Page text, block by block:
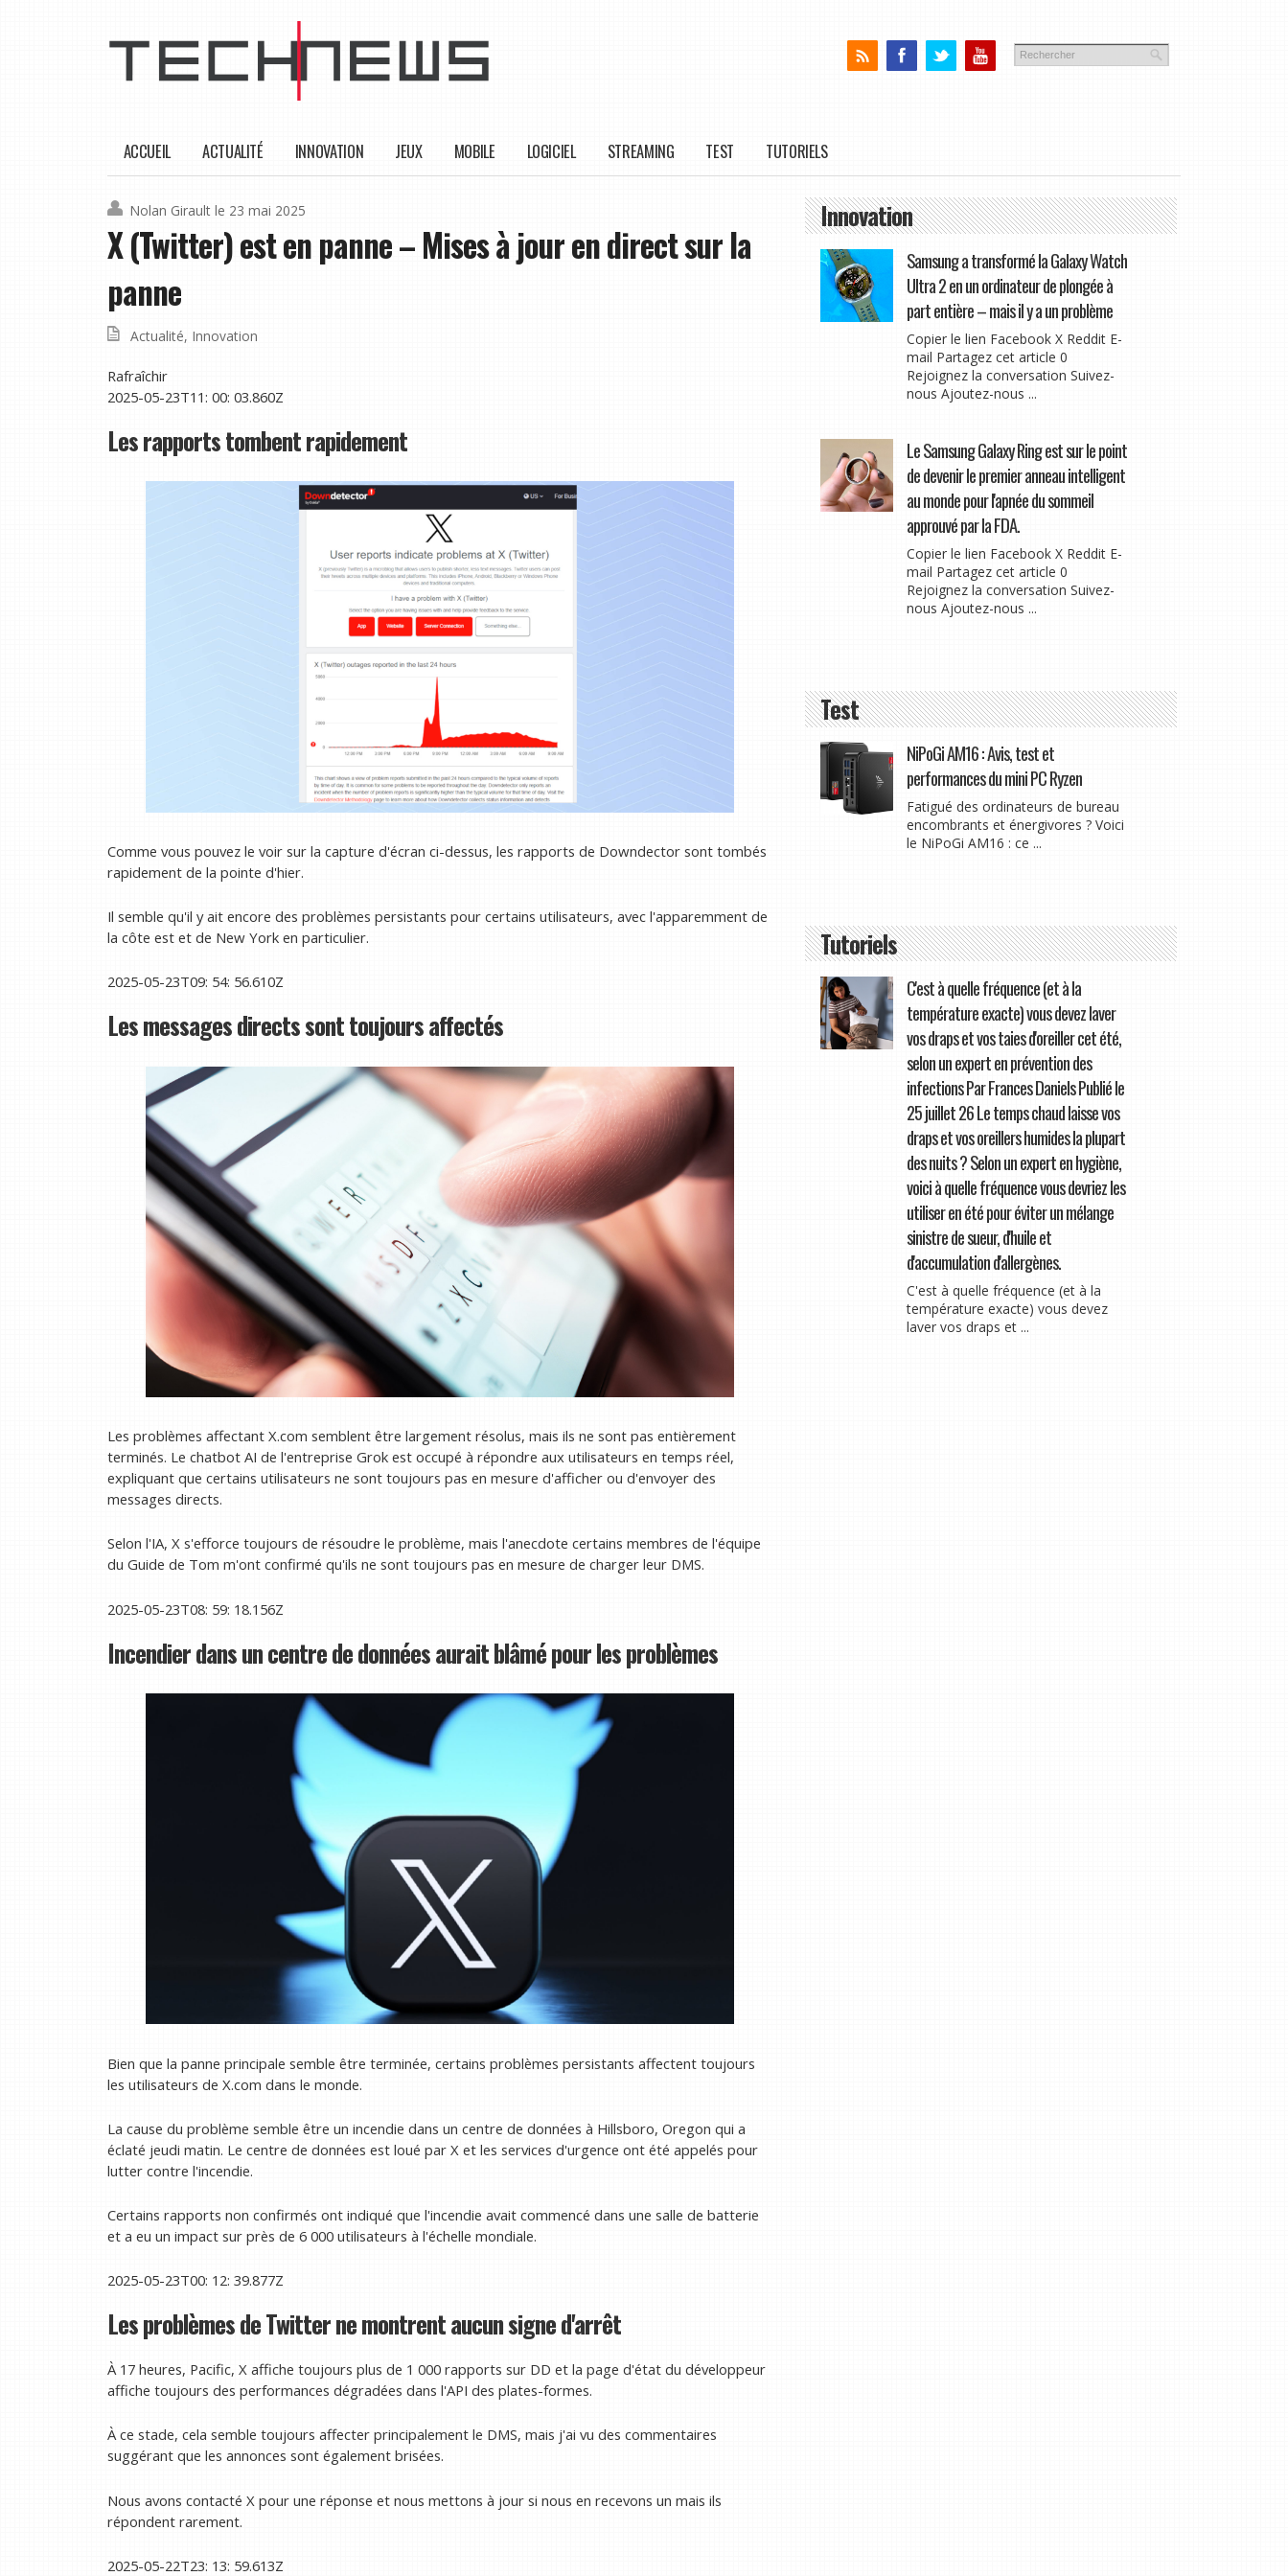
ACCUEIL ACTUALITÉ INNOVATION JEUX MOBILE LOGICIEL STREAMING TEST TUTORIELS
Nolan Girault le 23 mai 2025
X (Twitter) est en panne – Mises à jour en direct sur la
panne
Actualité, Innovation
Rafraîchir
2025-05-23T11: 00: 03.860Z
Les rapports tombent rapidement
Comme vous pouvez le voir sur la capture d'écran ci-dessus, les rapports de Downdector sont tombés
rapidement de la pointe d'hier.
Il semble qu'il y ait encore des problèmes persistants pour certains utilisateurs, avec l'apparemment de
la côte est et de New York en particulier.
2025-05-23T09: 54: 56.610Z
Les messages directs sont toujours affectés
Les problèmes affectant X.com semblent être largement résolus, mais ils ne sont pas entièrement
terminés. Le chatbot AI de l'entreprise Grok est occupé à répondre aux utilisateurs en temps réel,
expliquant que certains utilisateurs ne sont toujours pas en mesure d'afficher ou d'envoyer des
messages directs.
Selon l'IA, X s'efforce toujours de résoudre le problème, mais l'anecdote certains membres de l'équipe
du Guide de Tom m'ont confirmé qu'ils ne sont toujours pas en mesure de charger leur DMS.
2025-05-23T08: 59: 18.156Z
Incendier dans un centre de données aurait blâmé pour les problèmes
Bien que la panne principale semble être terminée, certains problèmes persistants affectent toujours
les utilisateurs de X.com dans le monde.
La cause du problème semble être un incendie dans un centre de données à Hillsboro, Oregon qui a
éclaté jeudi matin. Le centre de données est loué par X et les services d'urgence ont été appelés pour
lutter contre l'incendie.
Certains rapports non confirmés ont indiqué que l'incendie avait commencé dans une salle de batterie
et a eu un impact sur près de 6 000 utilisateurs à l'échelle mondiale.
2025-05-23T00: 12: 39.877Z
Les problèmes de Twitter ne montrent aucun signe d'arrêt
À 17 heures, Pacific, X affiche toujours plus de 1 000 rapports sur DD et la page d'état du développeur
affiche toujours des performances dégradées dans l'API des plates-formes.
À ce stade, cela semble toujours affecter principalement le DMS, mais j'ai vu des commentaires
suggérant que les annonces sont également brisées.
Nous avons contacté X pour une réponse et nous mettons à jour si nous en recevons un mais ils
répondent rarement.
2025-05-22T23: 13: 59.613Z
Innovation
Samsung a transformé la Galaxy Watch
Ultra 2 en un ordinateur de plongée à
part entière – mais il y a un problème
Copier le lien Facebook X Reddit E-
mail Partagez cet article 0
Rejoignez la conversation Suivez-
nous Ajoutez-nous ...
Le Samsung Galaxy Ring est sur le point
de devenir le premier anneau intelligent
au monde pour l'apnée du sommeil
approuvé par la FDA.
Copier le lien Facebook X Reddit E-
mail Partagez cet article 0
Rejoignez la conversation Suivez-
nous Ajoutez-nous ...
Test
NiPoGi AM16 : Avis, test et
performances du mini PC Ryzen
Fatigué des ordinateurs de bureau
encombrants et énergivores ? Voici
le NiPoGi AM16 : ce ...
Tutoriels
C'est à quelle fréquence (et à la
température exacte) vous devez laver
vos draps et vos taies d'oreiller cet été,
selon un expert en prévention des
infections Par Frances Daniels Publié le
25 juillet 26 Le temps chaud laisse vos
draps et vos oreillers humides la plupart
des nuits ? Selon un expert en hygiène,
voici à quelle fréquence vous devriez les
utiliser en été pour éviter un mélange
sinistre de sueur, d'huile et
d'accumulation d'allergènes.
C'est à quelle fréquence (et à la
température exacte) vous devez
laver vos draps et ...